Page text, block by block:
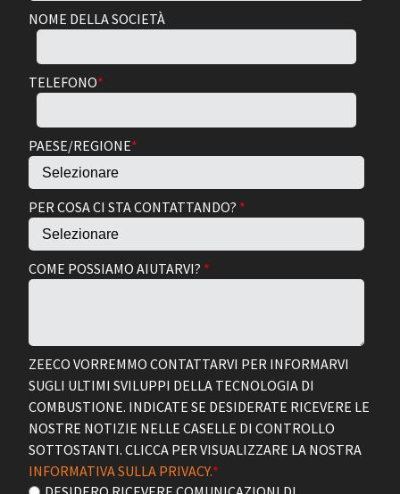
NOME DELLA SOCIETÀ
TELEFONO*
PAESE/REGIONE*
PER COSA CI STA CONTATTANDO? *
COME POSSIAMO AIUTARVI? *
ZEECO VORREMMO CONTATTARVI PER INFORMARVI
SUGLI ULTIMI SVILUPPI DELLA TECNOLOGIA DI
COMBUSTIONE. INDICATE SE DESIDERATE RICEVERE LE
NOSTRE NOTIZIE NELLE CASELLE DI CONTROLLO
SOTTOSTANTI. CLICCA PER VISUALIZZARE LA NOSTRA
INFORMATIVA SULLA PRIVACY.*